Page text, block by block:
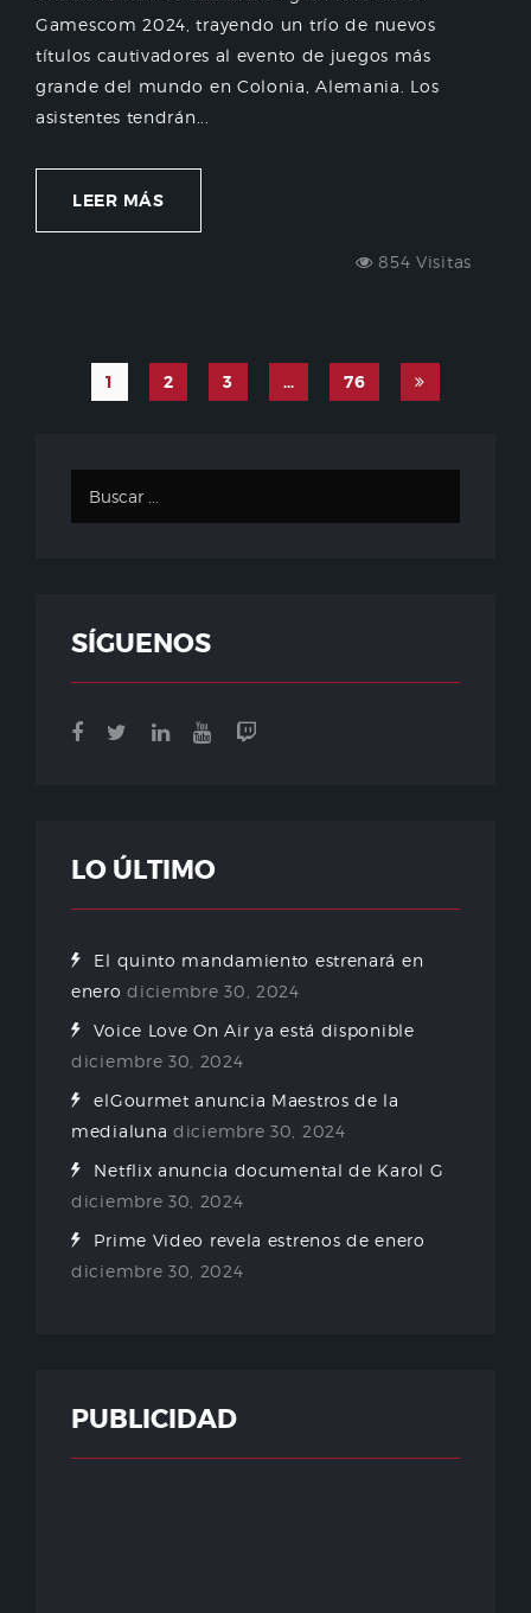
Gamescom 2024, trayendo un trío de nuevos
títulos cautivadores al evento de juegos más
grande del mundo en Colonia, Alemania. Los
asistentes tendrán...
LEER MÁS
854 Visitas
1 2 3 … 76
SÍGUENOS
LO ÚLTIMO
El quinto mandamiento estrenará en
enero diciembre 30, 2024
Voice Love On Air ya está disponible
diciembre 30, 2024
elGourmet anuncia Maestros de la
medialuna diciembre 30, 2024
Netflix anuncia documental de Karol G
diciembre 30, 2024
Prime Video revela estrenos de enero
diciembre 30, 2024
PUBLICIDAD